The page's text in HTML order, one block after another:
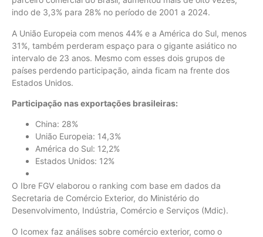
indo de 3,3% para 28% no período de 2001 a 2024.
A União Europeia com menos 44% e a América do Sul, menos
31%, também perderam espaço para o gigante asiático no
intervalo de 23 anos. Mesmo com esses dois grupos de
países perdendo participação, ainda ficam na frente dos
Estados Unidos.
Participação nas exportações brasileiras:
China: 28%
União Europeia: 14,3%
América do Sul: 12,2%
Estados Unidos: 12%
O Ibre FGV elaborou o ranking com base em dados da
Secretaria de Comércio Exterior, do Ministério do
Desenvolvimento, Indústria, Comércio e Serviços (Mdic).
O Icomex faz análises sobre comércio exterior, como o